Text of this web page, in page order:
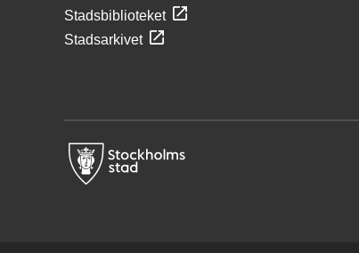
Stadsbiblioteket
Stadsarkivet